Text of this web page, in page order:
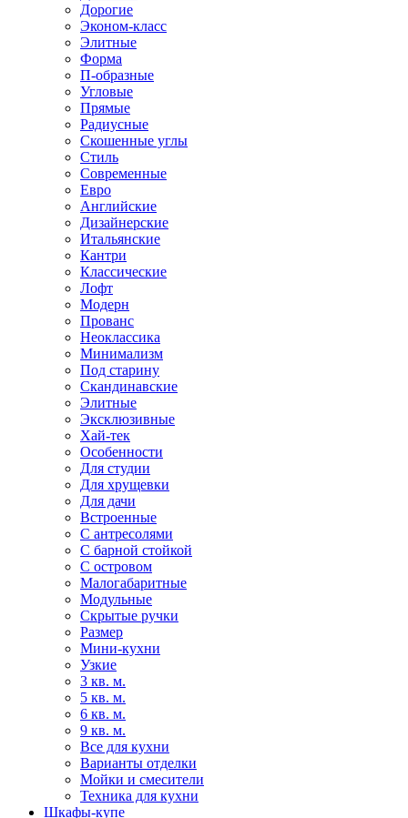
Дорогие
Эконом-класс
Элитные
Форма
П-образные
Угловые
Прямые
Радиусные
Скошенные углы
Стиль
Современные
Евро
Английские
Дизайнерские
Итальянские
Кантри
Классические
Лофт
Модерн
Прованс
Неоклассика
Минимализм
Под старину
Скандинавские
Элитные
Эксклюзивные
Хай-тек
Особенности
Для студии
Для хрущевки
Для дачи
Встроенные
С антресолями
С барной стойкой
С островом
Малогабаритные
Модульные
Скрытые ручки
Размер
Мини-кухни
Узкие
3 кв. м.
5 кв. м.
6 кв. м.
9 кв. м.
Все для кухни
Варианты отделки
Мойки и смесители
Техника для кухни
Шкафы-купе